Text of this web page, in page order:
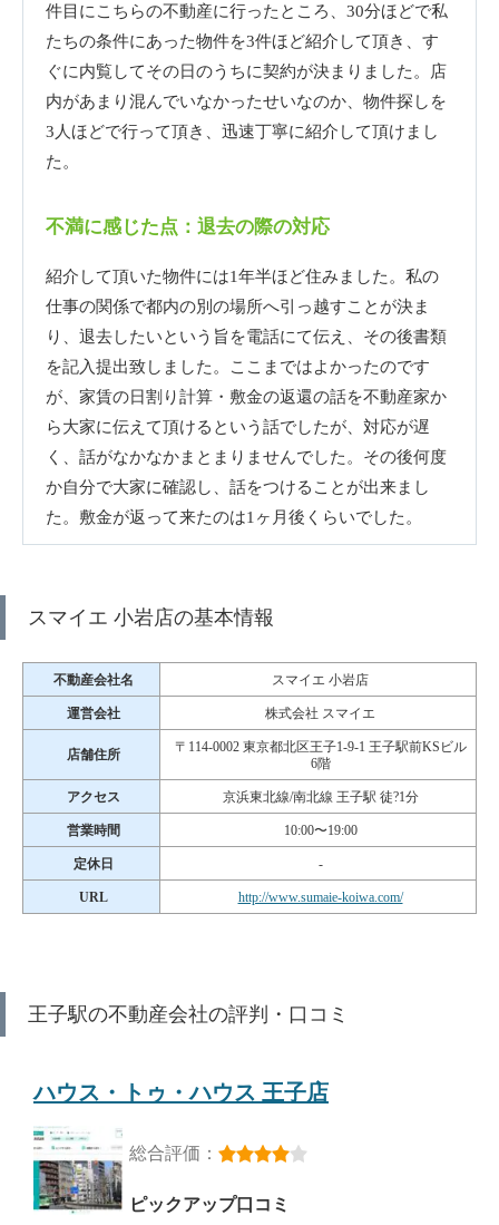
件目にこちらの不動産に行ったところ、30分ほどで私
たちの条件にあった物件を3件ほど紹介して頂き、す
ぐに内覧してその日のうちに契約が決まりました。店
内があまり混んでいなかったせいなのか、物件探しを
3人ほどで行って頂き、迅速丁寧に紹介して頂けまし
た。
不満に感じた点：退去の際の対応
紹介して頂いた物件には1年半ほど住みました。私の
仕事の関係で都内の別の場所へ引っ越すことが決ま
り、退去したいという旨を電話にて伝え、その後書類
を記入提出致しました。ここまではよかったのです
が、家賃の日割り計算・敷金の返還の話を不動産家か
ら大家に伝えて頂けるという話でしたが、対応が遅
く、話がなかなかまとまりませんでした。その後何度
か自分で大家に確認し、話をつけることが出来まし
た。敷金が返って来たのは1ヶ月後くらいでした。
スマイエ 小岩店の基本情報
不動産会社名 スマイエ 小岩店
運営会社 株式会社 スマイエ
店舗住所
〒114-0002 東京都北区王子1-9-1 王子駅前KSビル
6階
アクセス 京浜東北線/南北線 王子駅 徒?1分
営業時間 10:00〜19:00
定休日 -
URL http://www.sumaie-koiwa.com/
王子駅の不動産会社の評判・口コミ
ハウス・トゥ・ハウス 王子店
総合評価：
ピックアップ口コミ